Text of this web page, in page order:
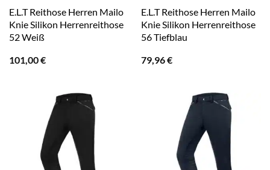
E.L.T Reithose Herren Mailo
Knie Silikon Herrenreithose
52 Weiß
101,00€
E.L.T Reithose Herren Mailo
Knie Silikon Herrenreithose
56 Tiefblau
79,96€